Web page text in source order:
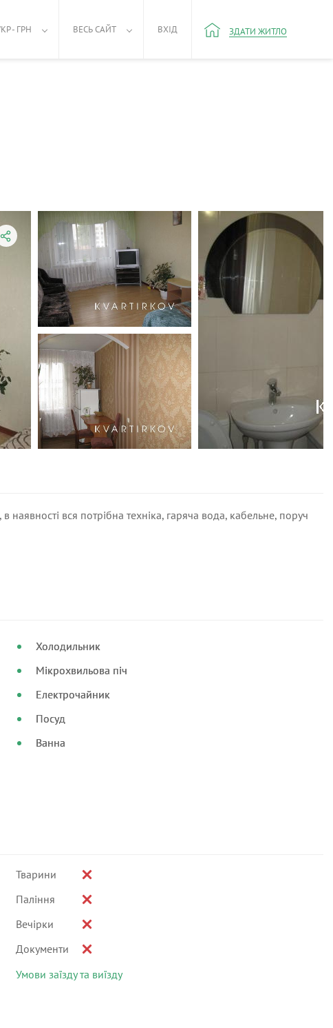
- ГРН ВЕСЬ САЙТ ВХІД ЗДАТИ ЖИТЛО
наявності вся потрібна техніка, гаряча вода, кабельне, поруч
Холодильник
Мікрохвильова піч
Електрочайник
Посуд
Ванна
Тварини
Паління
Вечірки
Документи
Умови заїзду та виїзду